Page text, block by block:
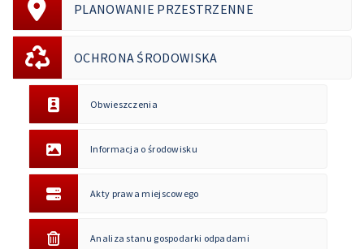
PLANOWANIE PRZESTRZENNE
OCHRONA ŚRODOWISKA
Obwieszczenia
Informacja o środowisku
Akty prawa miejscowego
Analiza stanu gospodarki odpadami